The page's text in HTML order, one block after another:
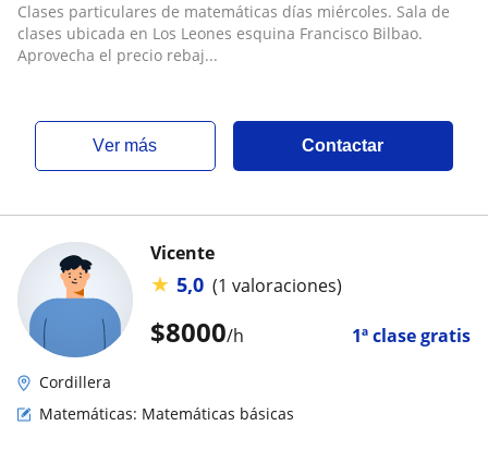
Clases particulares de matemáticas días miércoles. Sala de
clases ubicada en Los Leones esquina Francisco Bilbao.
Aprovecha el precio rebaj...
ver más Contactar
$8000/h 1ª clase gratis
Vicente
★ 5,0 (1 valoraciones)
Cordillera
Matemáticas: Matemáticas básicas